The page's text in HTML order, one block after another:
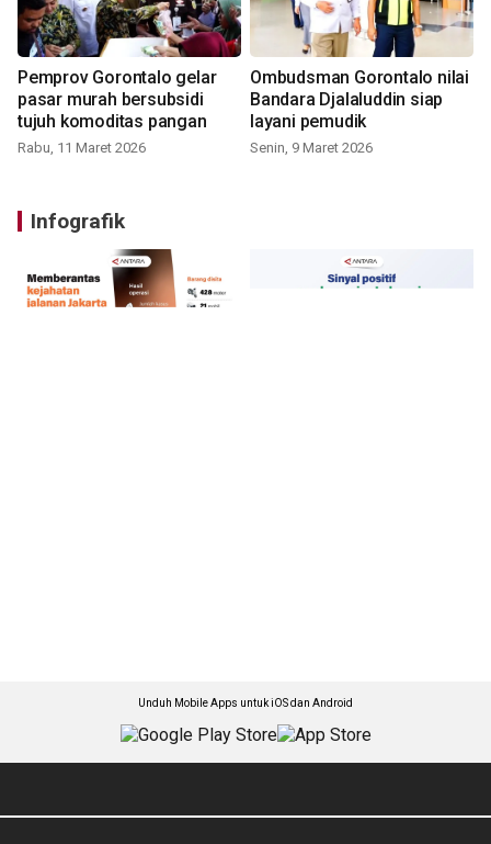
Pemprov Gorontalo gelar
pasar murah bersubsidi
tujuh komoditas pangan
Rabu, 11 Maret 2026
Ombudsman Gorontalo nilai
Bandara Djalaluddin siap
layani pemudik
Senin, 9 Maret 2026
Infografik
Unduh Mobile Apps untuk iOS dan Android